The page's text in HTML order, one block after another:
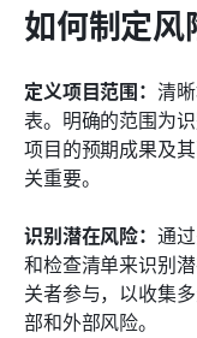
如何制定
定义项目范围： 清
表。明确的范围为
项目的预期成果及
关重要。
识别潜在风险：通
和检查清单来识别
关者参与，以收集
部和外部风险。